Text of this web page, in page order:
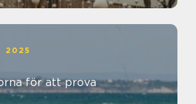
2025
för att prova